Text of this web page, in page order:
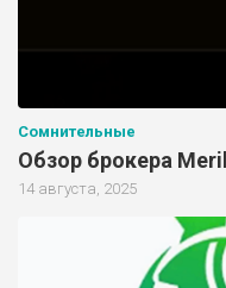
Сомнительные
Обзор брокера
14 августа, 2025